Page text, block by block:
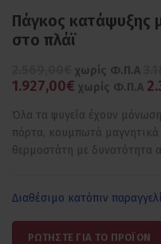
Πάγκος κατάψυξης
στο πλάϊ
χωρίς Φ.Π.Α
1.927,00€ χωρίς Φ.Π.Α
Όλα τα ψυγεία έχουν
πόρτα, κουμπωτά μαγνητικά
θερμοστάτη με δυνατότητα
Διαθέσιμο κατόπιν
ΡΩΤΗΣΤΕ ΓΙΑ ΤΟ ΠΡΟΪΟΝ